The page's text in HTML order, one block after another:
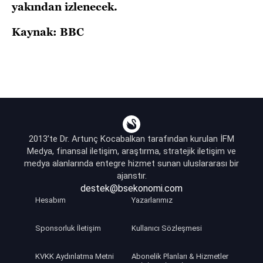
yakından izlenecek.
Kaynak: BBC
2013’te Dr. Artunç Kocabalkan tarafından kurulan İFM
Medya, finansal iletişim, araştırma, stratejik iletişim ve
medya alanlarında entegre hizmet sunan uluslararası bir
ajanstır.
destek@bsekonomi.com
Hesabım Yazarlarımız
Sponsorluk İletişim Kullanıcı Sözleşmesi
KVKK Aydınlatma Metni Abonelik Planları & Hizmetler